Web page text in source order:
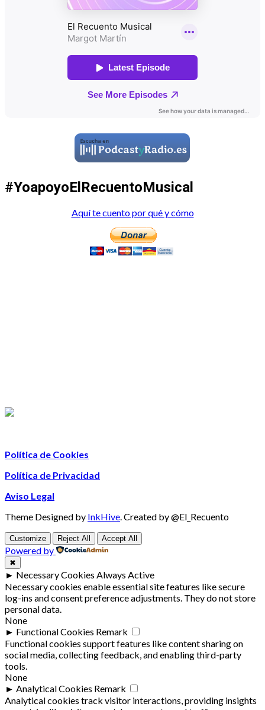
#YoapoyoElRecuentoMusical
Aquí te cuento por qué y cómo
Política de Cookies
Política de Privacidad
Aviso Legal
Theme Designed by InkHive.Created by @El_Recuento
Customize Reject All Accept All
Powered by
✖
► Necessary Cookies Always Active
Necessary cookies enable essential site features like secure
log-ins and consent preference adjustments. They do not store
personal data.
None
► Functional Cookies Remark
Functional cookies support features like content sharing on
social media, collecting feedback, and enabling third-party
tools.
None
► Analytical Cookies Remark
Analytical cookies track visitor interactions, providing insights